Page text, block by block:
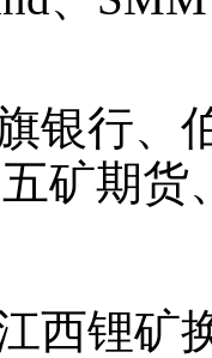
银行、
矿期货
西锂矿